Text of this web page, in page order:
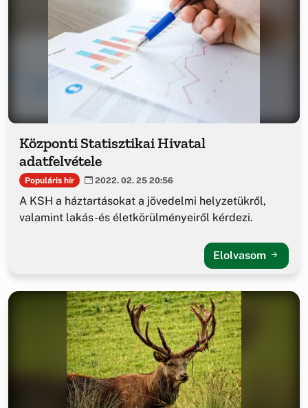
Központi Statisztikai Hivatal
adatfelvétele
Populáris hír 2022. 02. 25 20:56
A KSH a háztartásokat a jövedelmi helyzetükről,
valamint lakás-és életkörülményeiről kérdezi.
Elolvasom